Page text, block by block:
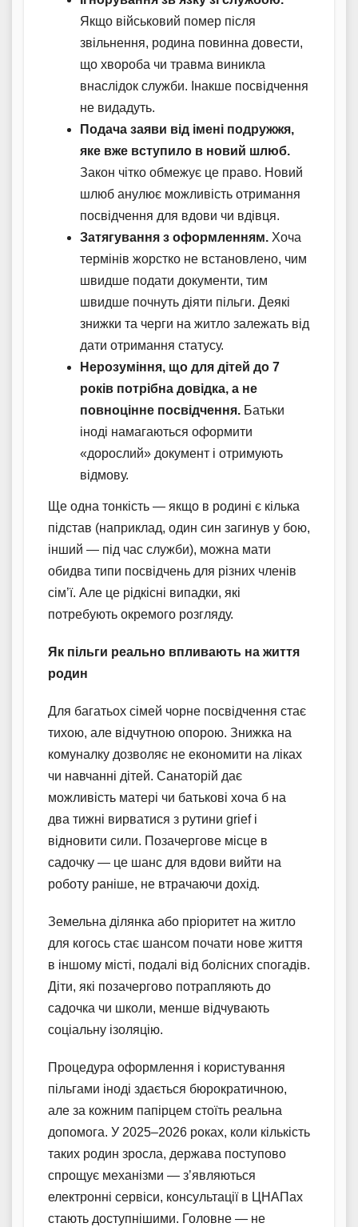
Якщо військовий помер після
звільнення, родина повинна довести,
що хвороба чи травма виникла
внаслідок служби. Інакше посвідчення
не видадуть.
Подача заяви від імені подружжя,
яке вже вступило в новий шлюб.
Закон чітко обмежує це право. Новий
шлюб анулює можливість отримання
посвідчення для вдови чи вдівця.
Затягування з оформленням. Хоча
термінів жорстко не встановлено, чим
швидше подати документи, тим
швидше почнуть діяти пільги. Деякі
знижки та черги на житло залежать від
дати отримання статусу.
Нерозуміння, що для дітей до 7
років потрібна довідка, а не
повноцінне посвідчення. Батьки
іноді намагаються оформити
«дорослий» документ і отримують
відмову.
Ще одна тонкість — якщо в родині є кілька
підстав (наприклад, один син загинув у бою,
інший — під час служби), можна мати
обидва типи посвідчень для різних членів
сім’ї. Але це рідкісні випадки, які
потребують окремого розгляду.
Як пільги реально впливають на життя
родин
Для багатьох сімей чорне посвідчення стає
тихою, але відчутною опорою. Знижка на
комуналку дозволяє не економити на ліках
чи навчанні дітей. Санаторій дає
можливість матері чи батькові хоча б на
два тижні вирватися з рутини grief і
відновити сили. Позачергове місце в
садочку — це шанс для вдови вийти на
роботу раніше, не втрачаючи дохід.
Земельна ділянка або пріоритет на житло
для когось стає шансом почати нове життя
в іншому місті, подалі від болісних спогадів.
Діти, які позачергово потрапляють до
садочка чи школи, менше відчувають
соціальну ізоляцію.
Процедура оформлення і користування
пільгами іноді здається бюрократичною,
але за кожним папірцем стоїть реальна
допомога. У 2025–2026 роках, коли кількість
таких родин зросла, держава поступово
спрощує механізми — з’являються
електронні сервіси, консультації в ЦНАПах
стають доступнішими. Головне — не